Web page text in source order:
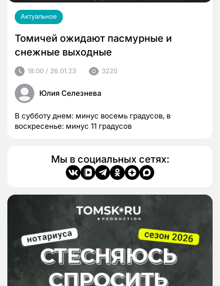
Актуальное
Томичей ожидают пасмурные и
снежные выходные
18:00 / 26.01.23 3220
Юлия Селезнева
В субботу днем: минус восемь градусов, в
воскресенье: минус 11 градусов
Мы в социальных сетях: